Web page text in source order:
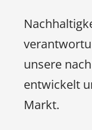
unsere
entwickelt
Markt.